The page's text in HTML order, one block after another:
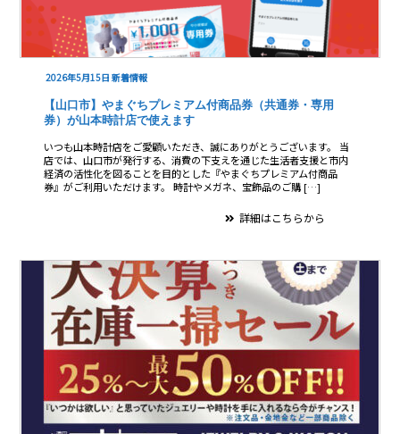
2026年5月15日 新着情報
【山口市】やまぐちプレミアム付商品券（共通券・専用
券）が山本時計店で使えます
いつも山本時計店をご愛顧いただき、誠にありがとうございます。 当
店では、山口市が発行する、消費の下支えを通じた生活者支援と市内
経済の活性化を図ることを目的とした『やまぐちプレミアム付商品
券』がご利用いただけます。 時計やメガネ、宝飾品のご購 […]
詳細はこちらから